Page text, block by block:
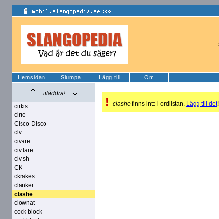
Hemsidan Slumpa Lägg till Om
bläddra!
cirkis
cirre
Cisco-Disco
civ
civare
civilare
civish
CK
ckrakes
clanker
clashe
clownat
cock block
! clashe finns inte i ordlistan. Lägg till det!